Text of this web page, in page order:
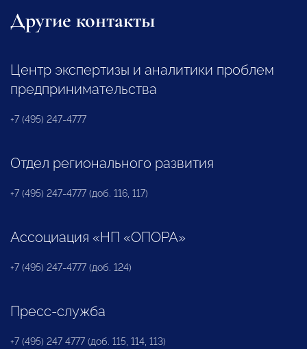
Другие контакты
Центр экспертизы и аналитики проблем
предпринимательства
+7 (495) 247-4777
Отдел регионального развития
+7 (495) 247-4777 (доб. 116, 117)
Ассоциация «НП «ОПОРА»
+7 (495) 247-4777 (доб. 124)
Пресс-служба
+7 (495) 247 4777 (доб. 115, 114, 113)